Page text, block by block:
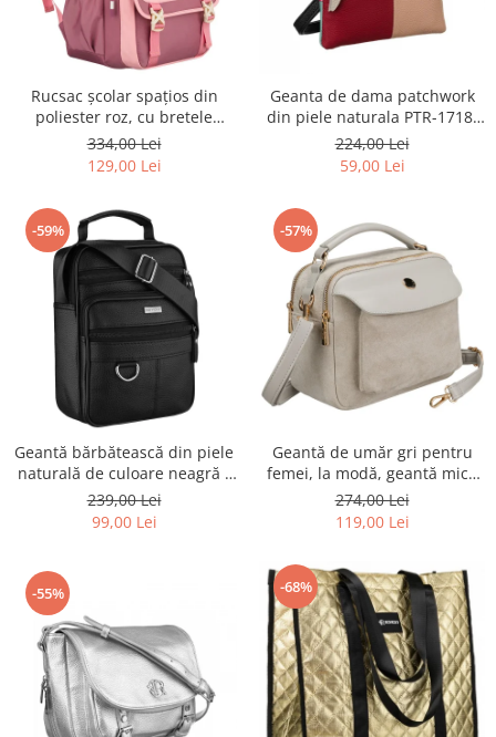
Rucsac școlar spațios din
poliester roz, cu bretele
reglabile - Peterson PTR-PTN
8610-1327 PINK
334,00 Lei
129,00 Lei
Geanta de dama patchwork
din piele naturala PTR-1718-
SKL-6922 MULTI
224,00 Lei
59,00 Lei
-59%
Geantă bărbătească din piele
naturală de culoare neagră -
Rovicky PTR-R-ST7-01-7571-
BLACK
239,00 Lei
99,00 Lei
-57%
Geantă de umăr gri pentru
femei, la modă, geantă mică
urbană cu fermoar, piele
ecologică - Peterson PTR-PTN
MX02-P-7700
274,00 Lei
119,00 Lei
-55% -68%